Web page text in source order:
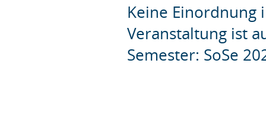
Keine Einordnung
Veranstaltung ist
Semester: SoSe